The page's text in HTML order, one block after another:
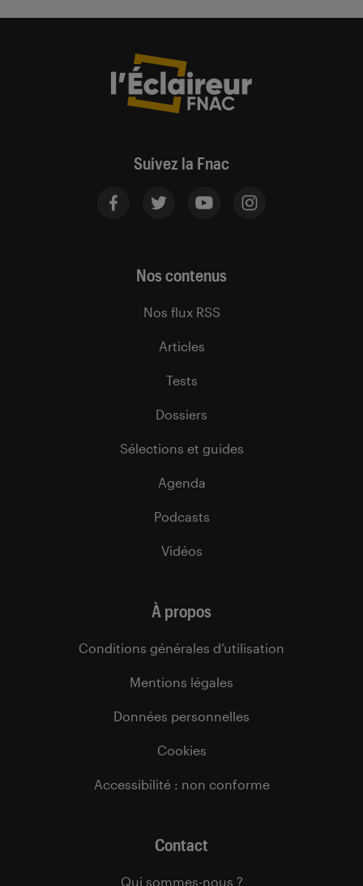
Suivez la Fnac
Nos contenus
Nos flux RSS
Articles
Tests
Dossiers
Sélections et guides
Agenda
Podcasts
Vidéos
À propos
Conditions générales d’utilisation
Mentions légales
Données personnelles
Cookies
Accessibilité : non conforme
Contact
Qui sommes-nous ?